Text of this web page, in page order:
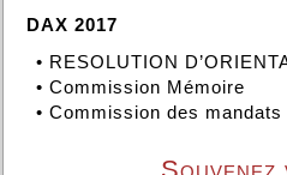
DAX 2017
• RESOLUTION
• Commission Mémoire
• Commission des mandats